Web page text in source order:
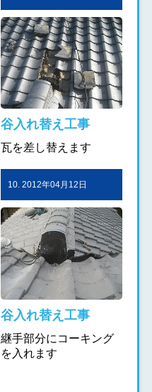
谷入れ替え工事
瓦を差し替えます
10. 2012年04月12日
谷入れ替え工事
継手部分にコーキング
を入れます